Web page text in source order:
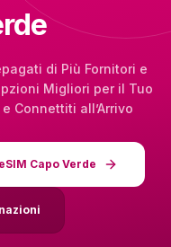
di Più Fornitori e
Migliori per il Tuo
Connettiti all’Arrivo
Capo Verde